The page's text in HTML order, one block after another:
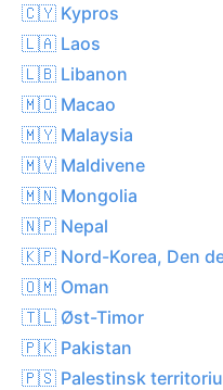
🇨🇾 Kypros
🇱🇦 Laos
🇱🇧 Libanon
🇲🇴 Macao
🇲🇾 Malaysia
🇲🇻 Maldivene
🇲🇳 Mongolia
🇳🇵 Nepal
🇰🇵 Nord-Korea, Den
🇴🇲 Oman
🇹🇱 Øst-Timor
🇵🇰 Pakistan
🇵🇸 Palestinsk